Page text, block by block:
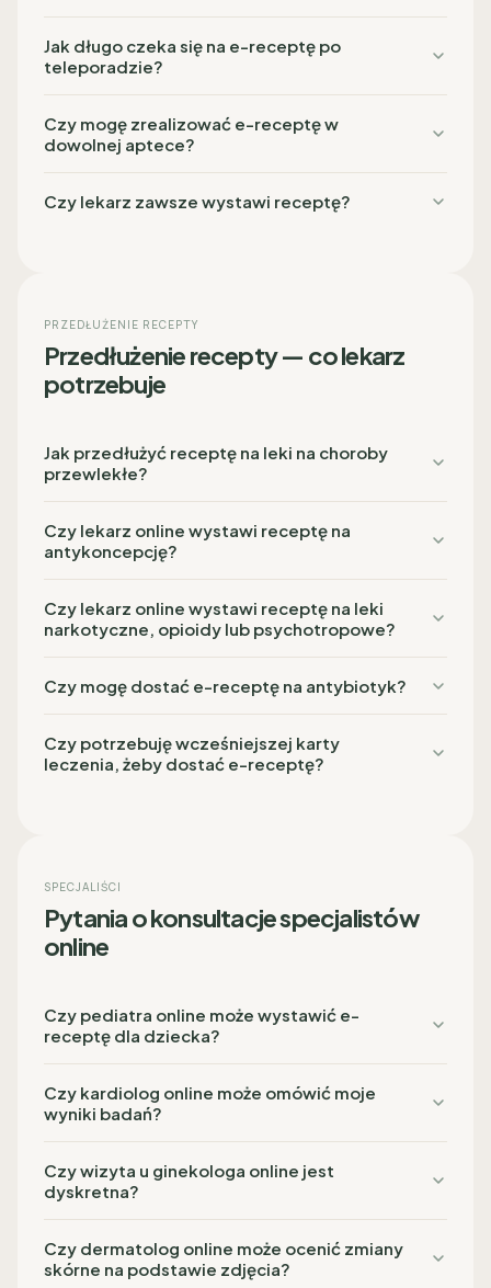
Jak długo czeka się na e-receptę po
teleporadzie?
Czy mogę zrealizować e-receptę w
dowolnej aptece?
Czy lekarz zawsze wystawi receptę?
PRZEDŁUŻENIE RECEPTY
Przedłużenie recepty — co lekarz
potrzebuje
Jak przedłużyć receptę na leki na choroby
przewlekłe?
Czy lekarz online wystawi receptę na
antykoncepcję?
Czy lekarz online wystawi receptę na leki
narkotyczne, opioidy lub psychotropowe?
Czy mogę dostać e-receptę na antybiotyk?
Czy potrzebuję wcześniejszej karty
leczenia, żeby dostać e-receptę?
SPECJALIŚCI
Pytania o konsultacje specjalistów
online
Czy pediatra online może wystawić e-
receptę dla dziecka?
Czy kardiolog online może omówić moje
wyniki badań?
Czy wizyta u ginekologa online jest
dyskretna?
Czy dermatolog online może ocenić zmiany
skórne na podstawie zdjęcia?